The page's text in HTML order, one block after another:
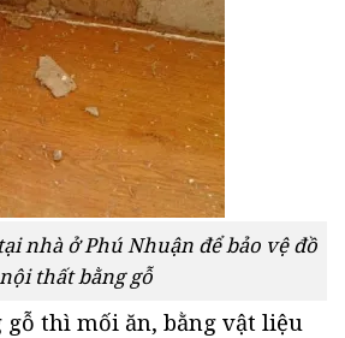
nhà ở Phú Nhuận để bảo vệ đồ
nội thất bằng gỗ
thì mối ăn, bằng vật liệu